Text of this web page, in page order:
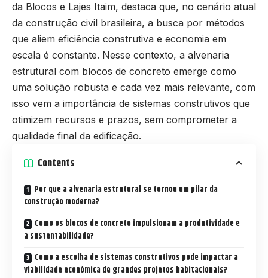
da Blocos e Lajes Itaim, destaca que, no cenário atual
da construção civil brasileira, a busca por métodos
que aliem eficiência construtiva e economia em
escala é constante. Nesse contexto, a alvenaria
estrutural com blocos de concreto emerge como
uma solução robusta e cada vez mais relevante, com
isso vem a importância de sistemas construtivos que
otimizem recursos e prazos, sem comprometer a
qualidade final da edificação.
Contents
Por que a alvenaria estrutural se tornou um pilar da
construção moderna?
Como os blocos de concreto impulsionam a produtividade e
a sustentabilidade?
Como a escolha de sistemas construtivos pode impactar a
viabilidade econômica de grandes projetos habitacionais?